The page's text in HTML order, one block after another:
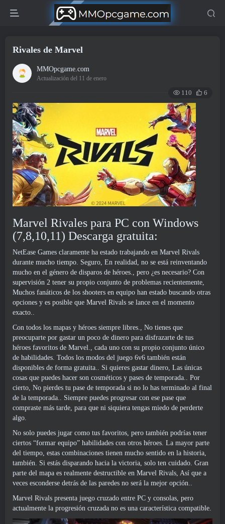
Rivales de Marvel
MMOpcgame.com
Actualización del 11 de enero
110 6
Marvel Rivales para PC con Windows
(7,8,10,11) Descarga gratuita:
NetEase Games claramente ha estado trabajando en Marvel Rivals
durante mucho tiempo. Seguro, En realidad, no se está reinventando
mucho en el género de disparos de héroes., pero ¿es necesario? Con
supervisión 2 tener su propio conjunto de problemas recientemente,
Muchos fanáticos de los shooters en equipo han estado buscando otras
opciones y es posible que Marvel Rivals se lance en el momento
exacto..
Con todos los mapas y héroes siempre libres., No tienes que
preocuparte por gastar un poco de dinero para disfrazarte de tus
héroes favoritos de Marvel., cada uno con su propio conjunto único
de habilidades. Todos los modos del juego 6v6 también están
disponibles de forma gratuita.. Si quieres gastar dinero, Las únicas
cosas que puedes hacer son cosméticos y pases de temporada.. Por
cierto, No pierdes tu pase de temporada si no lo has terminado al final
de la temporada.. Siempre puedes progresar con ese pase que
compraste más tarde, para que ni siquiera tengas miedo de perderte
algo.
No solo puedes jugar como tus favoritos, pero también podrías tener
ciertos “formar equipo” habilidades con otros héroes. La mayor parte
del tiempo, estas combinaciones tienen mucho sentido en la historia,
también. Si estás disparando hacia la victoria, solo ten cuidado. Gran
parte del mapa es realmente destructible en Marvel Rivals, Así que a
veces esconderse detrás de las paredes no será la mejor opción..
Marvel Rivals presenta juego cruzado entre PC y consolas, pero
actualmente la progresión cruzada no es una característica compatible.